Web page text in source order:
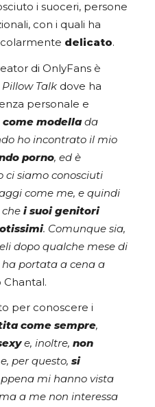
i suoceri, persone
con i quali ha
delicato.
di OnlyFans è
Pillow Talk dove ha
personale e
come modellada
ho incontrato il mio
porno, ed è
ci siamo conosciuti
come me, e quindi
i suoi genitori
. Comunque sia,
dopo qualche mese di
ha portata a cena a
Chantal.
per conoscere i
come sempre,
e, inoltre, non
e, per questo, si
mi hanno vista
ma a me non interessa